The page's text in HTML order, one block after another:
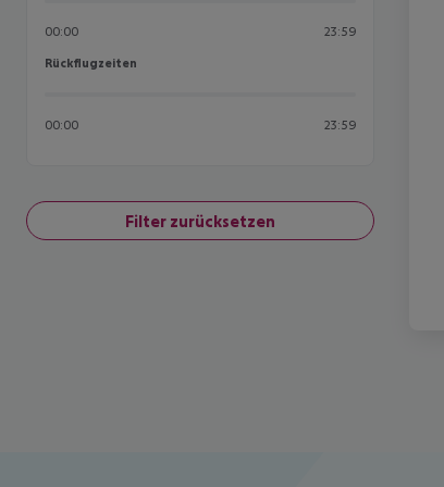
00:00 23:59
Rückflugzeiten
Rückflugzeiten
00:00 23:59
Filter zurücksetzen